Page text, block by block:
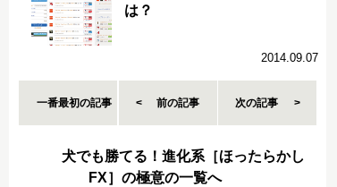
は？
2014.09.07
一番最初の記事 前の記事 次の記事
犬でも勝てる！進化系［ほったらかし
FX］の極意の一覧へ